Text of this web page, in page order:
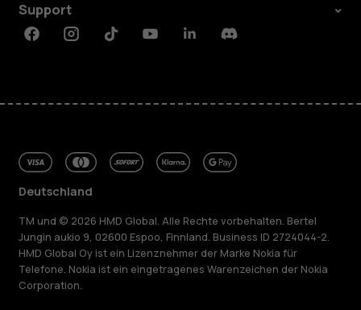
Support
FacebookInstagramTiktokYoutubeLinkedinDiscord
Deutschland
TM und © 2026 HMD Global. Alle Rechte vorbehalten. Bertel
Jungin aukio 9, 02600 Espoo, Finnland. Business ID 2724044-2.
HMD Global Oy ist ein Lizenznehmer der Marke Nokia für
Telefone. Nokia ist ein eingetragenes Warenzeichen der Nokia
Corporation.